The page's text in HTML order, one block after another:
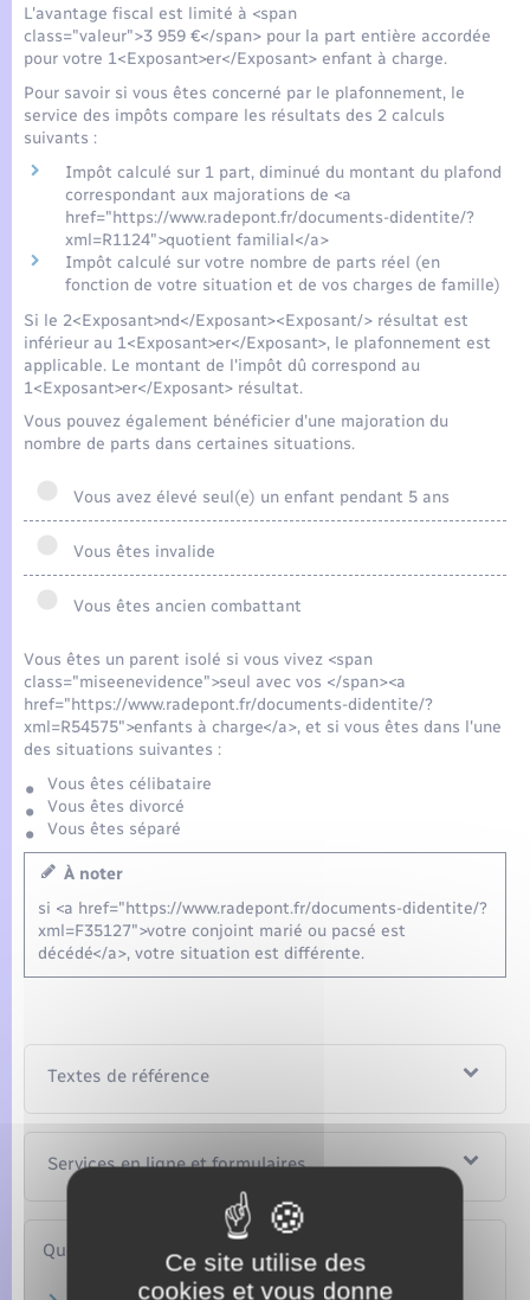
L'avantage fiscal est limité à <span
class="valeur">3 959 €</span> pour la part entière accordée
pour votre 1<Exposant>er</Exposant> enfant à charge.
Pour savoir si vous êtes concerné par le plafonnement, le
service des impôts compare les résultats des 2 calculs
suivants :
Impôt calculé sur 1 part, diminué du montant du plafond
correspondant aux majorations de <a
href="https://www.radepont.fr/documents-didentite/?
xml=R1124">quotient familial</a>
Impôt calculé sur votre nombre de parts réel (en
fonction de votre situation et de vos charges de famille)
Si le 2<Exposant>nd</Exposant><Exposant/> résultat est
inférieur au 1<Exposant>er</Exposant>, le plafonnement est
applicable. Le montant de l'impôt dû correspond au
1<Exposant>er</Exposant> résultat.
Vous pouvez également bénéficier d'une majoration du
nombre de parts dans certaines situations.
Vous avez élevé seul(e) un enfant pendant 5 ans
Vous êtes invalide
Vous êtes ancien combattant
Vous êtes un parent isolé si vous vivez <span
class="miseenevidence">seul avec vos </span><a
href="https://www.radepont.fr/documents-didentite/?
xml=R54575">enfants à charge</a>, et si vous êtes dans l'une
des situations suivantes :
Vous êtes célibataire
Vous êtes divorcé
Vous êtes séparé
À noter
si <a href="https://www.radepont.fr/documents-didentite/?
xml=F35127">votre conjoint marié ou pacsé est
décédé</a>, votre situation est différente.
Textes de référence
Services en ligne et formulaires
Questions ? Réponses !Ce site utilise des
cookies et vous donne